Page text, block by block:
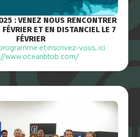
: VENEZ NOUS RENCONTRER
ET EN DISTANCIEL LE 7
FÉVRIER
et inscrivez-vous, ici :
www.oceanbtob.com/